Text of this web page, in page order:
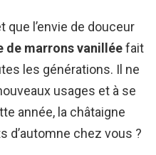
que l’envie de douceur
de marrons vanilléefait
les générations. Il ne
usages et à se
année, la châtaigne
d’automne chez vous ?